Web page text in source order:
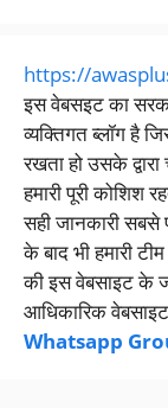
https://
इस वेबसइट का
व्यक्तिगत ब्लॉग है
रखता हो उसके
हमारी पूरी कोशिश
सही जानकारी
के बाद भी हमारी
की इस वेबसाइट के
आधिकारिक
Whatsapp